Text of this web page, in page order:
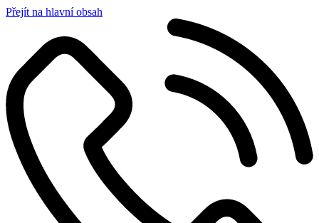
Přejít na hlavní obsah